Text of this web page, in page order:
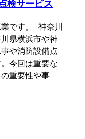
検サービス
です。 神奈川
県横浜市や神
や消防設備点
今回は重要な
重要性や事